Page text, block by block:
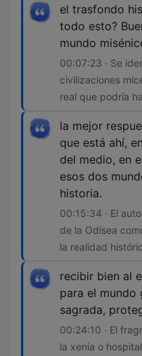
el trasfondo
todo esto?
mundo
00:07:23 · Se
civilizaciones
real que podría
la mejor
que está ahí,
del medio, en
esos dos
historia.
00:15:34 · El
de la Odisea
la realidad
recibir bien al
para el mundo
sagrada,
00:24:10 · El
la xenia o